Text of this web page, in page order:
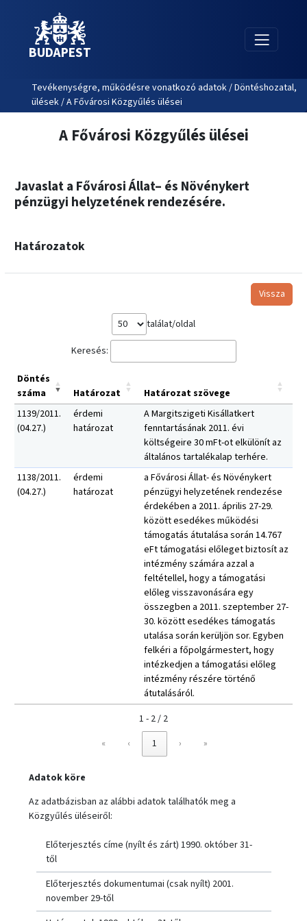
BUDAPEST
Tevékenységre, működésre vonatkozó adatok / Döntéshozatal,
ülések / A Fővárosi Közgyűlés ülései
A Fővárosi Közgyűlés ülései
Javaslat a Fővárosi Állat– és Növénykert
pénzügyi helyzetének rendezésére.
Határozatok
Vissza
találat/oldal
Keresés:
Döntés
száma
Határozat
Határozat szövege
1139/2011.
(04.27.)
érdemi
határozat
A Margitszigeti Kisállatkert
fenntartásának 2011. évi
költségeire 30 mFt-ot elkülönít az
általános tartalékalap terhére.
1138/2011.
(04.27.)
érdemi
határozat
a Fővárosi Állat- és Növénykert
pénzügyi helyzetének rendezése
érdekében a 2011. április 27-29.
között esedékes működési
támogatás átutalása során 14.767
eFt támogatási előleget biztosít az
intézmény számára azzal a
feltétellel, hogy a támogatási
előleg visszavonására egy
összegben a 2011. szeptember 27-
30. között esedékes támogatás
utalása során kerüljön sor. Egyben
felkéri a főpolgármestert, hogy
intézkedjen a támogatási előleg
intézmény részére történő
átutalásáról.
1 - 2 / 2
«
‹ 1 › »
Adatok köre
Az adatbázisban az alábbi adatok találhatók meg a
Közgyűlés üléseiről:
Előterjesztés címe (nyílt és zárt) 1990. október 31-
től
Előterjesztés dokumentumai (csak nyílt) 2001.
november 29-től